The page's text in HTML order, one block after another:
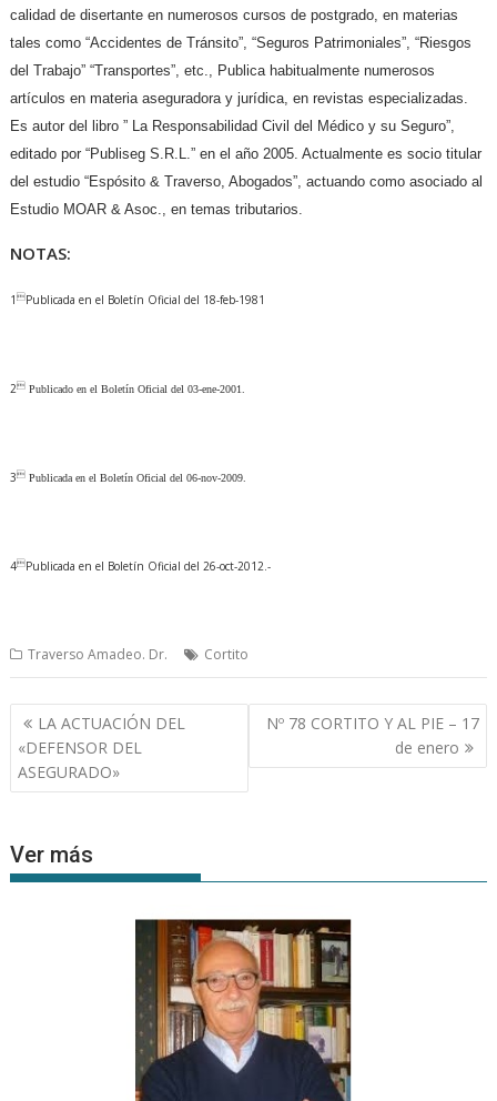
calidad de disertante en numerosos cursos de postgrado, en materias
tales como “Accidentes de Tránsito”, “Seguros Patrimoniales”, “Riesgos
del Trabajo” “Transportes”, etc., Publica habitualmente numerosos
artículos en materia aseguradora y jurídica, en revistas especializadas.
Es autor del libro ” La Responsabilidad Civil del Médico y su Seguro”,
editado por “Publiseg S.R.L.” en el año 2005. Actualmente es socio titular
del estudio “Espósito & Traverso, Abogados”, actuando como asociado al
Estudio MOAR & Asoc., en temas tributarios.
NOTAS:
1Publicada en el Boletín Oficial del 18-feb-1981
2 Publicado en el Boletín Oficial del 03-ene-2001.
3 Publicada en el Boletín Oficial del 06-nov-2009.
4Publicada en el Boletín Oficial del 26-oct-2012.-
Traverso Amadeo. Dr. Cortito
Navegación
de
entradas
LA ACTUACIÓN DEL
«DEFENSOR DEL
ASEGURADO»
Nº 78 CORTITO Y AL PIE – 17
de enero
Ver más